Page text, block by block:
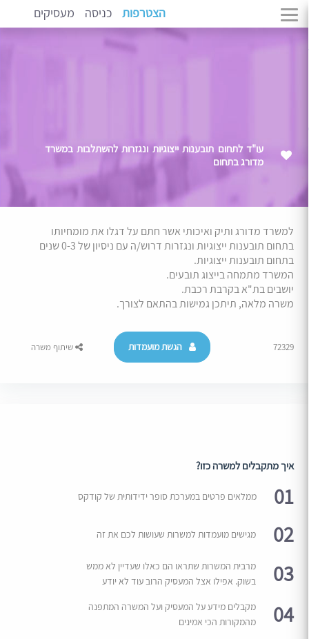
הצטרפות כניסה מעסיקים
עו"ד לתחום תובענות ייצוגיות ונגזרות להשתלבות במשרד
מדורג בתחום
למשרד מדורג ותיק ואיכותי אשר חתם על דגלו את מומחיותו
בתחום תובענות ייצוגיות ונגזרות דרוש/ה עם ניסיון של 0-3 שנים
בתחום תובענות ייצוגיות.
המשרד מתמחה בייצוג תובעים.
יושבים בת"א בקרבת רכבת.
משרה מלאה, תיתכן גמישות בהתאם לצורך.
72329 הגשת מועמדות שיתוף משרה
איך מתקבלים למשרה כזו?
01 ממלאים פרטים במערכת סופר ידידותית של קודקס
02 מגישים מועמדות למשרות שעושות לכם את זה
03
מרבית המשרות שתראו הם כאלו שעדיין לא ממש
בשוק. אפילו אצל המעסיק הרוב עוד לא יודע
04
מקבלים מידע על המעסיק ועל המשרה המתפנה
מהמקורות הכי אמינים